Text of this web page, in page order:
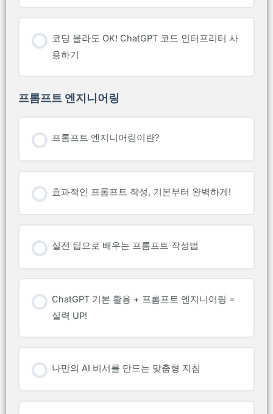
코딩 몰라도 OK! ChatGPT 코드 인터프리터 사
용하기
프롬프트 엔지니어링
프롬프트 엔지니어링이란?
효과적인 프롬프트 작성, 기본부터 완벽하게!
실전 팁으로 배우는 프롬프트 작성법
ChatGPT 기본 활용 + 프롬프트 엔지니어링 =
실력 UP!
나만의 AI 비서를 만드는 맞춤형 지침